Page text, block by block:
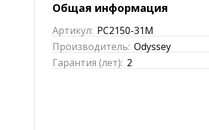
Общая информация
Артикул: PC2150-31M
Производитель: Odyssey
Гарантия (лет): 2